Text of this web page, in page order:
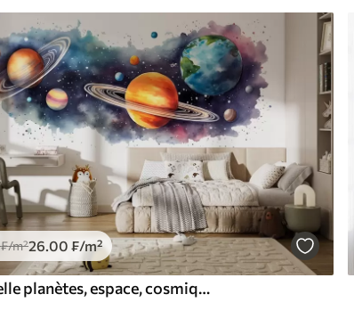
₣/m²26 .00 ₣/m²
Aquarelle planètes, espace, cosmique, Terre, Saturne